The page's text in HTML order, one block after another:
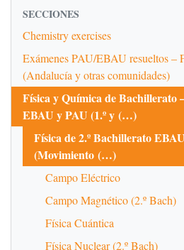
SECCIONES
Chemistry exercises
Exámenes PAU/EBAU resueltos –
(Andalucía y otras comunidades)
Física y Química de Bachillerato
EBAU y PAU (1.º y (…)
Física de 2.º Bachillerato
(Movimiento (…)
Campo Eléctrico
Campo Magnético (2.º Bach)
Física Cuántica
Física Nuclear (2.º Bach)